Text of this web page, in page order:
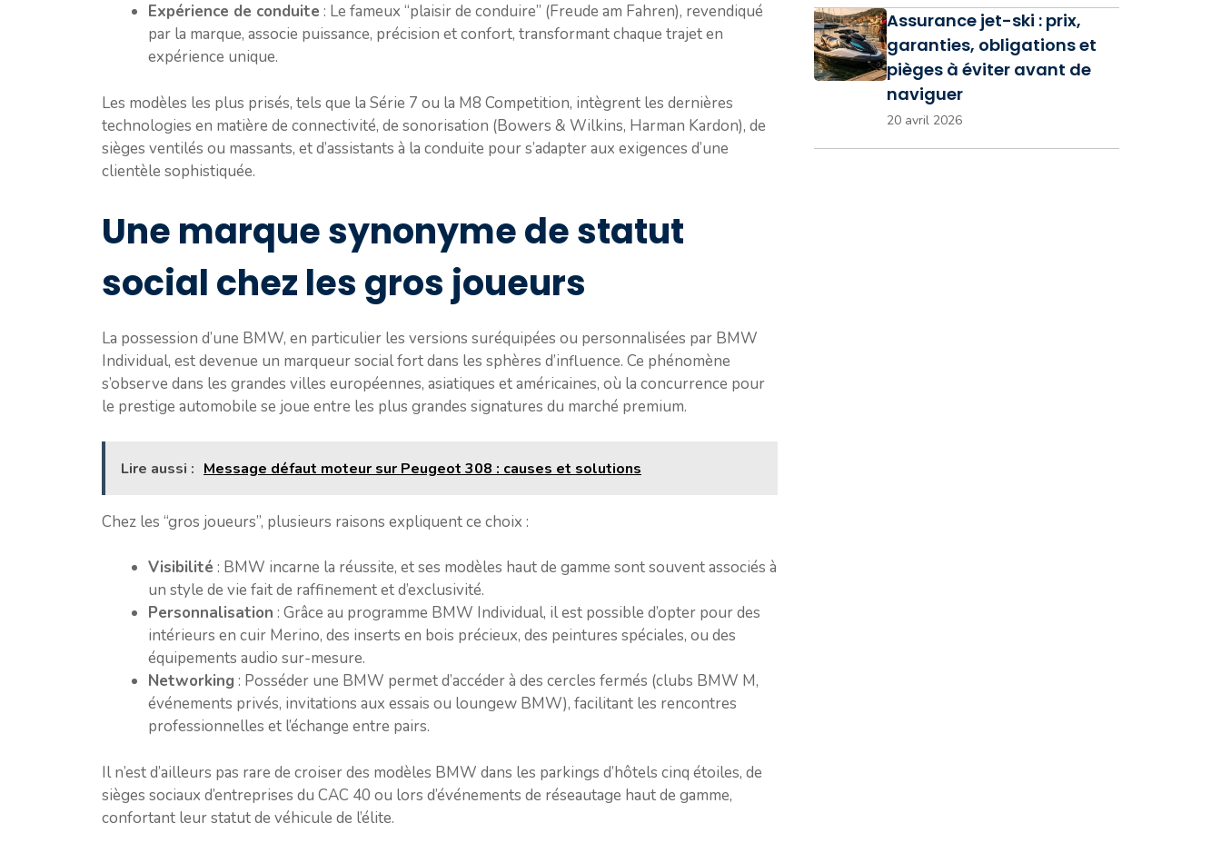
Expérience de conduite : Le fameux “plaisir de conduire” (Freude am Fahren), revendiqué
par la marque, associe puissance, précision et confort, transformant chaque trajet en
expérience unique.
Les modèles les plus prisés, tels que la Série 7 ou la M8 Competition, intègrent les dernières
technologies en matière de connectivité, de sonorisation (Bowers & Wilkins, Harman Kardon), de
sièges ventilés ou massants, et d’assistants à la conduite pour s’adapter aux exigences d’une
clientèle sophistiquée.
Une marque synonyme de statut
social chez les gros joueurs
La possession d’une BMW, en particulier les versions suréquipées ou personnalisées par BMW
Individual, est devenue un marqueur social fort dans les sphères d’influence. Ce phénomène
s’observe dans les grandes villes européennes, asiatiques et américaines, où la concurrence pour
le prestige automobile se joue entre les plus grandes signatures du marché premium.
Lire aussi : Message défaut moteur sur Peugeot 308 : causes et solutions
Chez les “gros joueurs”, plusieurs raisons expliquent ce choix :
Visibilité : BMW incarne la réussite, et ses modèles haut de gamme sont souvent associés à
un style de vie fait de raffinement et d’exclusivité.
Personnalisation : Grâce au programme BMW Individual, il est possible d’opter pour des
intérieurs en cuir Merino, des inserts en bois précieux, des peintures spéciales, ou des
équipements audio sur-mesure.
Networking : Posséder une BMW permet d’accéder à des cercles fermés (clubs BMW M,
événements privés, invitations aux essais ou loungew BMW), facilitant les rencontres
professionnelles et l’échange entre pairs.
Il n’est d’ailleurs pas rare de croiser des modèles BMW dans les parkings d’hôtels cinq étoiles, de
sièges sociaux d’entreprises du CAC 40 ou lors d’événements de réseautage haut de gamme,
confortant leur statut de véhicule de l’élite.
Assurance jet-ski : prix,
garanties, obligations et
pièges à éviter avant de
naviguer
20 avril 2026